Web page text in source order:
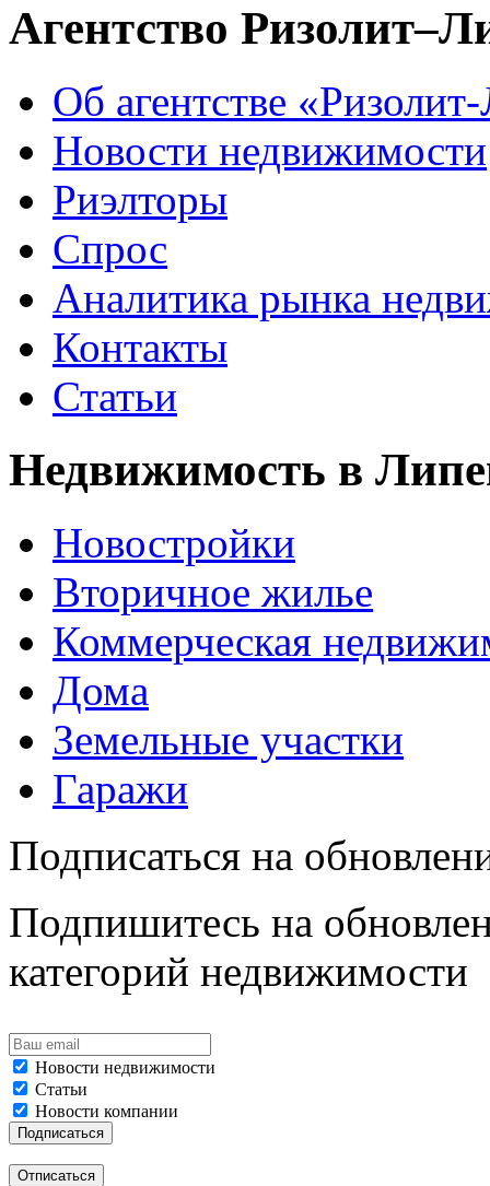
Агентство
Об агентстве
Новости недвижимости
Риэлторы
Спрос
Аналитика рынка
Контакты
Статьи
Недвижимость в
Новостройки
Вторичное жилье
Коммерческая
Дома
Земельные участки
Гаражи
Подписаться на
Подпишитесь на
категорий недвижимости
Новости недвижимости
Статьи
Новости компании